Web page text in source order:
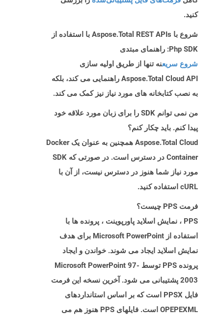
کنید.
شروع با Aspose.Total REST APIs با استفاده از
Php SDK: راهنمای مبتدی
شروع سریعنه تنها از طریق اولیه سازی
Aspose.Total Cloud API راهنمایی می کند، بلکه
به نصب کتابخانه های مورد نیاز نیز کمک می کند.
من نمی توانم SDK را برای زبان مورد علاقه خود
پیدا کنم. باید چکار کنم؟
Aspose.Total Cloud همچنین به عنوان یک Docker
Container در دسترس است. در صورتی که SDK
مورد نیاز شما هنوز در دسترس نیست، از آن با
cURL استفاده کنید.
فرمت PPS چیست؟
PPS ، نمایش اسلاید پاورپوینت ، پرونده ها با
استفاده از Microsoft PowerPoint برای هدف
نمایش اسلاید ایجاد می شوند. خواندن و ایجاد
پرونده PPS توسط Microsoft PowerPoint 97-
2003 پشتیبانی می شود. آخرین نسخه این فرمت
فایل PPSX است که بر اساس استانداردهای
OPEPEXML است. فایلهای PPS هنوز هم می